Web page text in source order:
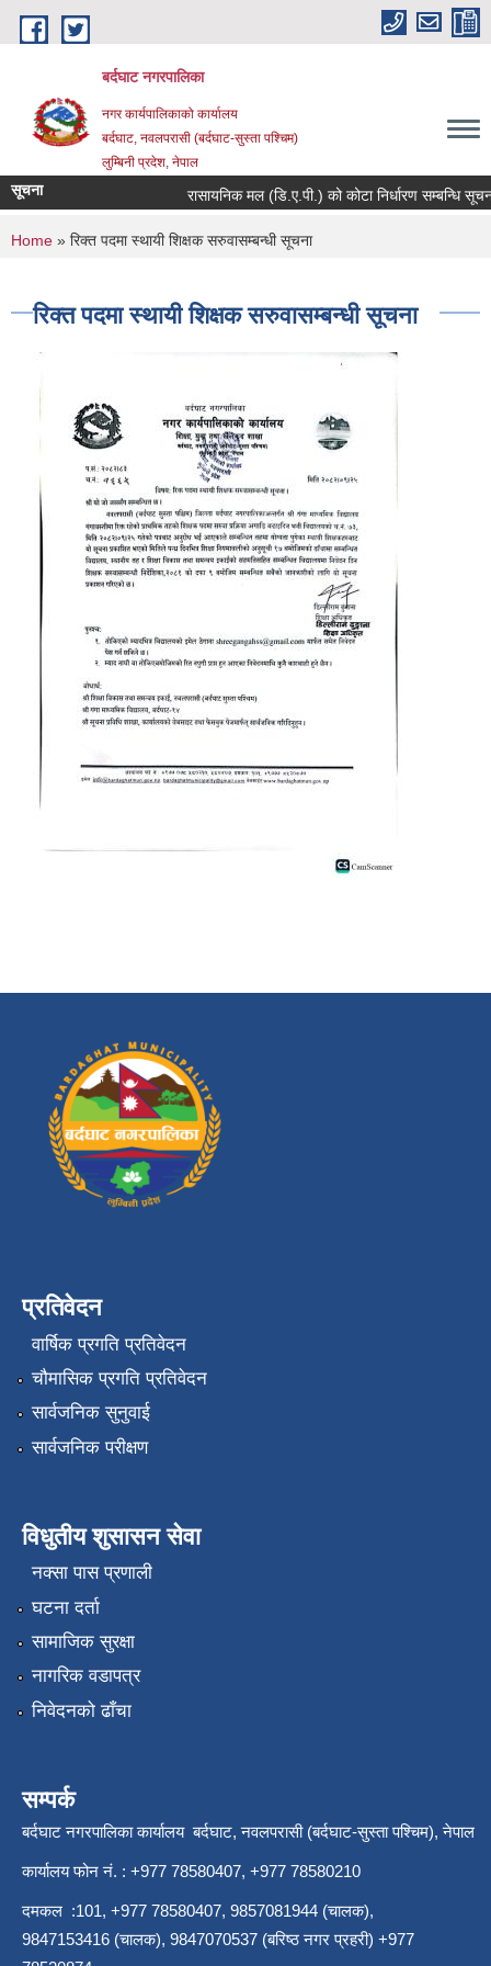
Skip to main content
बर्दघाट नगरपालिका
नगर कार्यपालिकाको कार्यालय
बर्दघाट, नवलपरासी (बर्दघाट-सुस्ता पश्चिम)
लुम्बिनी प्रदेश, नेपाल
सूचना रासायनिक मल (डि.ए.पी.) को कोटा निर्धारण सम्बन्धि सूचना
You are here
Home » रिक्त पदमा स्थायी शिक्षक सरुवासम्बन्धी सूचना
रिक्त पदमा स्थायी शिक्षक सरुवासम्बन्धी सूचना
प्रतिवेदन
वार्षिक प्रगति प्रतिवेदन
चौमासिक प्रगति प्रतिवेदन
सार्वजनिक सुनुवाई
सार्वजनिक परीक्षण
विधुतीय शुसासन सेवा
नक्सा पास प्रणाली
घटना दर्ता
सामाजिक सुरक्षा
नागरिक वडापत्र
निवेदनको ढाँचा
सम्पर्क
बर्दघाट नगरपालिका कार्यालय बर्दघाट, नवलपरासी (बर्दघाट-सुस्ता पश्चिम), नेपाल
कार्यालय फोन नं. : +977 78580407, +977 78580210
दमकल :101, +977 78580407, 9857081944 (चालक),
9847153416 (चालक), 9847070537 (बरिष्ठ नगर प्रहरी) +977